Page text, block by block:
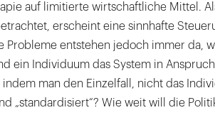
auf limitierte wirtschaftliche Mittel.
erscheint eine sinnhafte
Probleme entstehen jedoch immer da,
ein Individuum das System in
man den Einzelfall, nicht das
„standardisiert“? Wie weit will die